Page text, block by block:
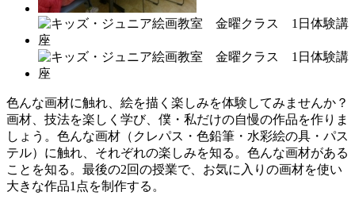
色んな画材に触れ、絵を描く楽しみを体験してみませんか？
画材、技法を楽しく学び、僕・私だけの自慢の作品を作りま
しょう。色んな画材（クレパス・色鉛筆・水彩絵の具・パス
テル）に触れ、それぞれの楽しみを知る。色んな画材がある
ことを知る。最後の2回の授業で、お気に入りの画材を使い
大きな作品1点を制作する。